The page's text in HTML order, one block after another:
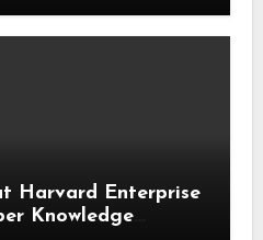
Harvard Enterprise
Knowledge